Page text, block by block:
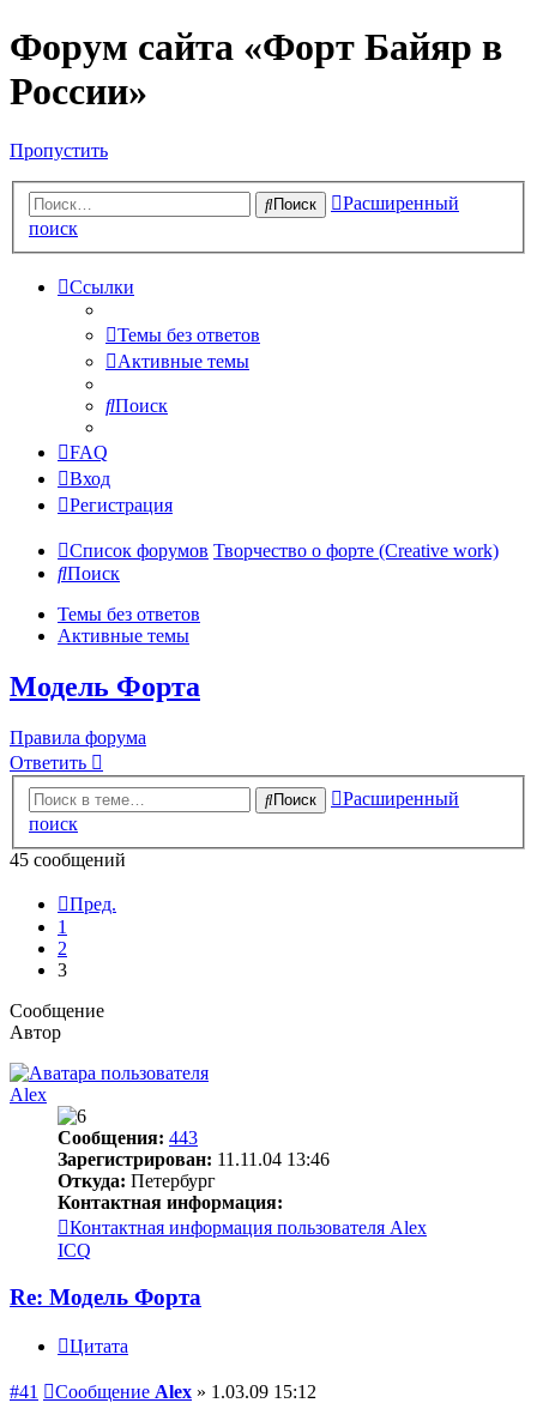
Форум сайта «Форт Байяр в
России»
Пропустить
Поиск
Расширенный
поиск
Ссылки
Темы без ответов
Активные темы
Поиск
FAQ
Вход
Регистрация
Список форумов Творчество о форте (Creative work)
Поиск
Темы без ответов
Активные темы
Модель Форта
Правила форума
Ответить
Поиск
Расширенный
поиск
45 сообщений
Пред.
1
2
3
Сообщение
Автор
Alex
Сообщения: 443
Зарегистрирован: 11.11.04 13:46
Откуда: Петербург
Контактная информация:
Контактная информация пользователя Alex
ICQ
Re: Модель Форта
Цитата
#41 Сообщение Alex » 1.03.09 15:12